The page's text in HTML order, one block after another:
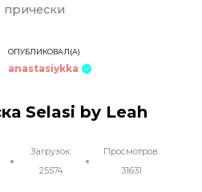
ОПУБЛИКОВАЛ(А)
anastasiykka
Selasi by Leah
Загрузок:
25574
Просмотров:
31631